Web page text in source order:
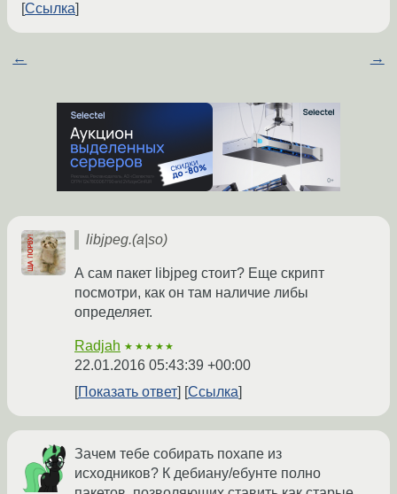
Ссылка
← →
libjpeg.(a|so)
А сам пакет libjpeg стоит? Еще скрипт
посмотри, как он там наличие либы
определяет.
Radjah ★★★★★
22.01.2016 05:43:39 +00:00
Показать ответ
Ссылка
Зачем тебе собирать похапе из
исходников? К дебиану/ебунте полно